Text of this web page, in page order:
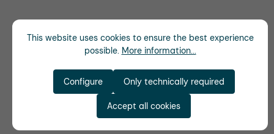
This website uses cookies to ensure the best experience
possible. More information...
Only technically required
Configure
Accept all cookies